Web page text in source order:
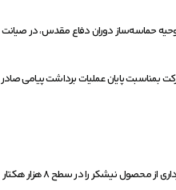
حماسه‌ساز دوران دفاع مقدس، در صیانت
پایان عملیات برداشت پیامی صادر
شرکت کشت و صنعت نیشکر هفت‌تپه با تکیه بر همت جهادی کارکنان و کارگران خدوم خود، موفق شد عملیات دشوار و فشرده بهره‌برداری از محصول نیشکر را در سطح ۸ هزار هکتار